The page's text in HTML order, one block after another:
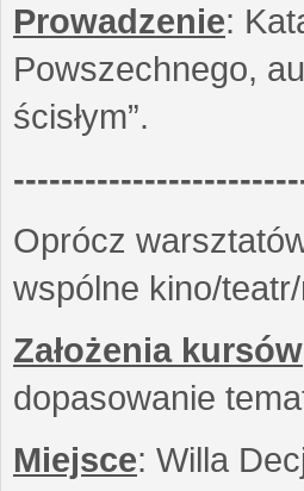
Prowadzenie:
Powszechnego,
ścisłym”.
Oprócz
wspólne kino/
Założenia kursów
dopasowanie
Miejsce: Willa